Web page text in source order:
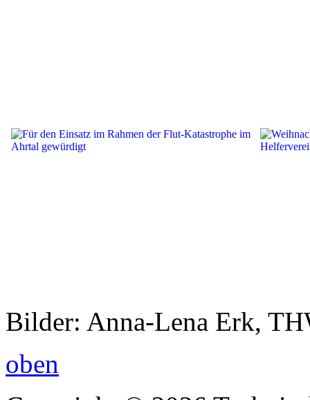
Bilder: Anna-Lena Erk,
oben